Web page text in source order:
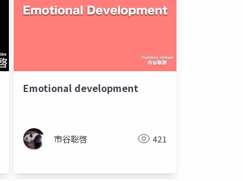
Emotional development
市谷聡啓 421